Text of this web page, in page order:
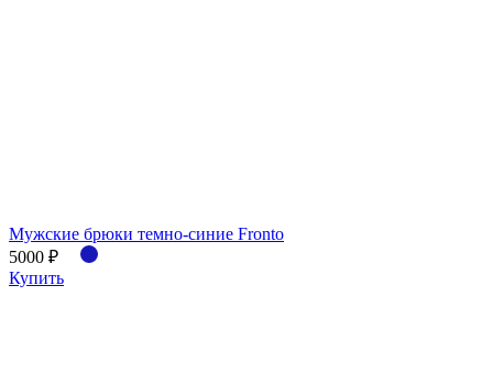
Мужские брюки темно-синие Fronto
5000 ₽
Купить